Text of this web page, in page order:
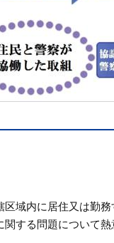
域内に居住又は勤
する問題について